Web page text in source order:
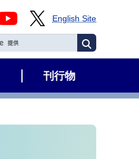
English Site
刊行物